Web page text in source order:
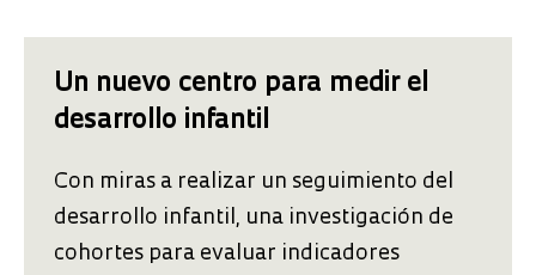
Un nuevo centro para medir el
desarrollo infantil
Con miras a realizar un seguimiento del
desarrollo infantil, una investigación de
cohortes para evaluar indicadores